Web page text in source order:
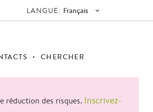
Français
LANGUE:
CHERCHER
réduction des risques. Inscrivez-